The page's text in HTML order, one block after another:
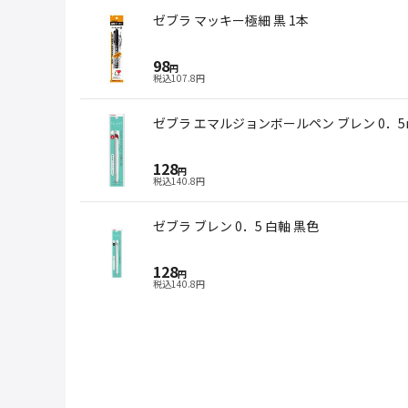
ゼブラ マッキー極細 黒 1本
98円
税込107.8円
ゼブラ エマルジョンボールペン ブレン 0．
128円
税込140.8円
ゼブラ ブレン 0．5 白軸 黒色
128円
税込140.8円